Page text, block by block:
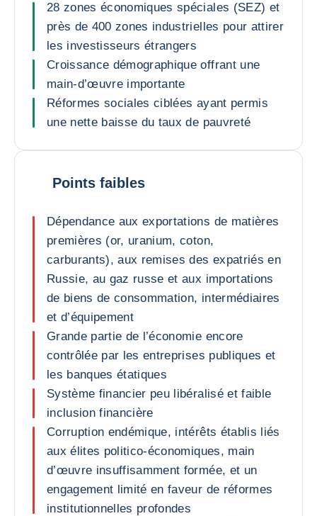
28 zones économiques spéciales (SEZ) et
près de 400 zones industrielles pour attirer
les investisseurs étrangers
Croissance démographique offrant une
main-d’œuvre importante
Réformes sociales ciblées ayant permis
une nette baisse du taux de pauvreté
Points faibles
Dépendance aux exportations de matières
premières (or, uranium, coton,
carburants), aux remises des expatriés en
Russie, au gaz russe et aux importations
de biens de consommation, intermédiaires
et d’équipement
Grande partie de l’économie encore
contrôlée par les entreprises publiques et
les banques étatiques
Système financier peu libéralisé et faible
inclusion financière
Corruption endémique, intérêts établis liés
aux élites politico-économiques, main
d’œuvre insuffisamment formée, et un
engagement limité en faveur de réformes
institutionnelles profondes